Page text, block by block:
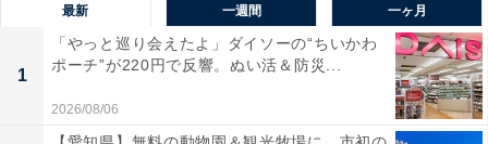
最新 一週間 一ヶ月
1
「やっと巡り会えたよ」ダイソーの“ちいかわ
ポーチ”が220円で反響。ぬい活＆防災...
2026/08/06